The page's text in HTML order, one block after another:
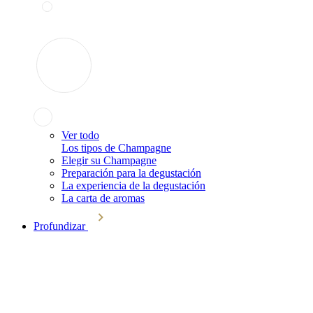
Ver todo
Los tipos de Champagne
Elegir su Champagne
Preparación para la degustación
La experiencia de la degustación
La carta de aromas
Profundizar